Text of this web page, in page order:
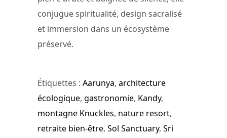
conjugue spiritualité, design sacralisé
et immersion dans un écosystème
préservé.
Étiquettes : Aarunya, architecture
écologique, gastronomie, Kandy,
montagne Knuckles, nature resort,
retraite bien-être, Sol Sanctuary, Sri